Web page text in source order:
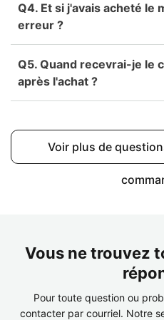
Q4. Et si j'avais acheté le
erreur ?
Q5. Quand recevrai-je le
après l'achat ?
Voir plus de
Vous ne trouvez
Pour toute question ou
contacter par courriel. Notre